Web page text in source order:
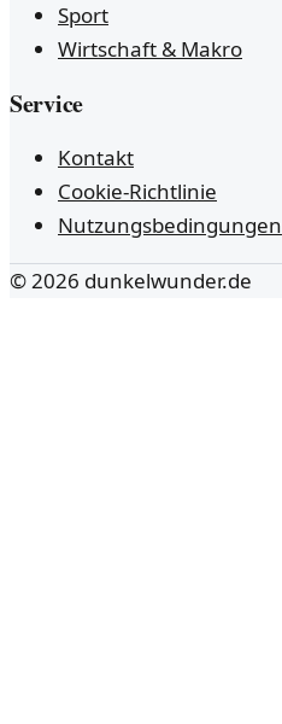
Sport
Wirtschaft & Makro
Service
Kontakt
Cookie-Richtlinie
Nutzungsbedingungen
©2026 dunkelwunder.de